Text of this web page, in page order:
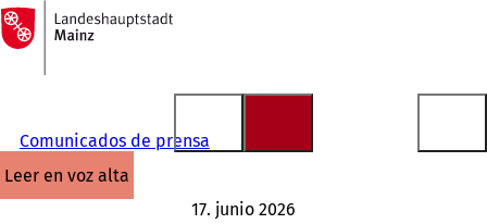
Saltar al contenido
A
la
página
Comunicados de prensa
leer en voz alta
17. junio 2026